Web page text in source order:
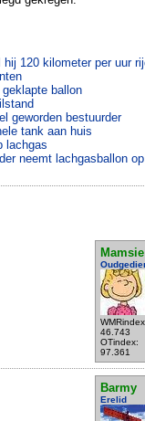
120 kilometer per uur
ballon
geworden bestuurder
tank aan huis
lachgas
neemt lachgasballon
Mamsie
46.743
OTindex:
97.361
Barmy
Erelid